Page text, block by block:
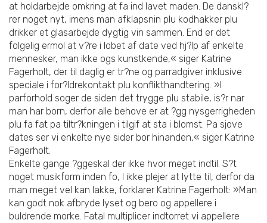
at holdarbejde omkring at fa ind lavet maden. De danskl?
rer noget nyt, imens man afklapsnin plu kodhakker plu
drikker et glasarbejde dygtig vin sammen. End er det
folgelig ermol at v?re i lobet af date ved hj?lp af enkelte
mennesker, man ikke ogs kunstkende,« siger Katrine
Fagerholt, der til daglig er tr?ne og parradgiver inklusive
speciale i for?ldrekontakt plu konflikthandtering. »I
parforhold soger de siden det trygge plu stabile, is?r nar
man har born, derfor alle behove er at ?gg nysgerrigheden
plu fa fat pa tiltr?kningen i tilgif at sta i blomst. Pa sjove
dates ser vi enkelte nye sider bor hinanden,« siger Katrine
Fagerholt.
Enkelte gange ?ggeskal der ikke hvor meget indtil. S?t
noget musikform inden fo, I ikke plejer at lytte til, derfor da
man meget vel kan lakke, forklarer Katrine Fagerholt: »Man
kan godt nok afbryde lyset og bero og appellere i
buldrende morke. Fatal multiplicer indtorret vi appellere